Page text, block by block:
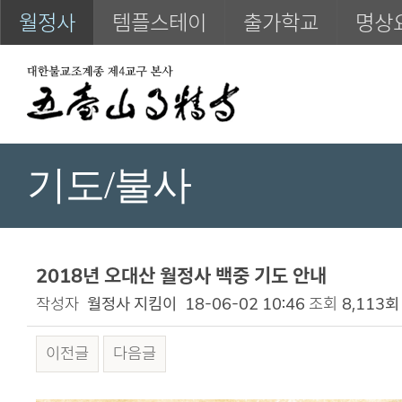
월정사 템플스테이 출가학교 명상
기도/불사
2018년 오대산 월정사 백중 기도 안내
작성자 월정사 지킴이 18-06-02 10:46 조회 8,113회
이전글 다음글